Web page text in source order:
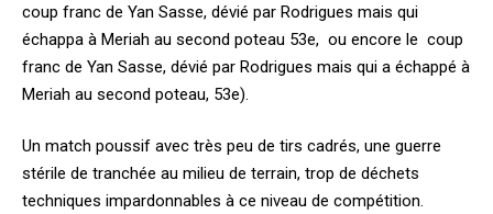
coup franc de Yan Sasse, dévié par Rodrigues mais qui
échappa à Meriah au second poteau 53e, ou encore le coup
franc de Yan Sasse, dévié par Rodrigues mais qui a échappé à
Meriah au second poteau, 53e).
Un match poussif avec très peu de tirs cadrés, une guerre
stérile de tranchée au milieu de terrain, trop de déchets
techniques impardonnables à ce niveau de compétition.